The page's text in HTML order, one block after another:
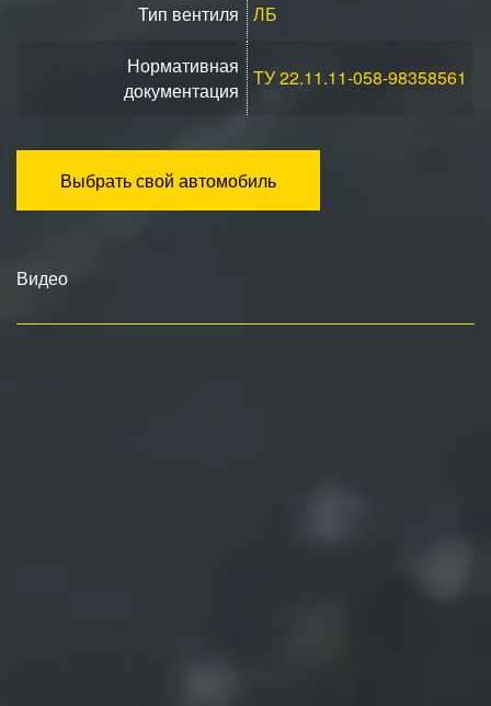
Тип вентиля ЛБ
Нормативная
документация
TУ 22.11.11-058-98358561
Выбрать свой автомобиль
Видео